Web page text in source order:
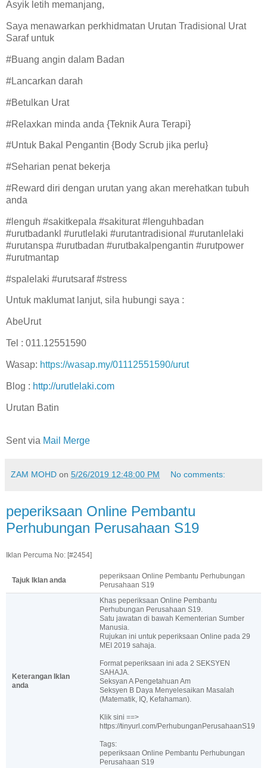
Asyik letih memanjang,
Saya menawarkan perkhidmatan Urutan Tradisional Urat
Saraf untuk
#Buang angin dalam Badan
#Lancarkan darah
#Betulkan Urat
#Relaxkan minda anda {Teknik Aura Terapi}
#Untuk Bakal Pengantin {Body Scrub jika perlu}
#Seharian penat bekerja
#Reward diri dengan urutan yang akan merehatkan tubuh
anda
#lenguh #sakitkepala #sakiturat #lenguhbadan
#urutbadankl #urutlelaki #urutantradisional #urutanlelaki
#urutanspa #urutbadan #urutbakalpengantin #urutpower
#urutmantap
#spalelaki #urutsaraf #stress
Untuk maklumat lanjut, sila hubungi saya :
AbeUrut
Tel : 011.12551590
Wasap: https://wasap.my/01112551590/urut
Blog : http://urutlelaki.com
Urutan Batin
Sent via Mail Merge
ZAM MOHD on 5/26/2019 12:48:00 PM No comments:
peperiksaan Online Pembantu
Perhubungan Perusahaan S19
Iklan Percuma No: [#2454]
Tajuk Iklan anda
peperiksaan Online Pembantu Perhubungan
Perusahaan S19
Keterangan Iklan
anda
Khas peperiksaan Online Pembantu
Perhubungan Perusahaan S19.
Satu jawatan di bawah Kementerian Sumber
Manusia.
Rujukan ini untuk peperiksaan Online pada 29
MEI 2019 sahaja.
Format peperiksaan ini ada 2 SEKSYEN
SAHAJA.
Seksyan A Pengetahuan Am
Seksyen B Daya Menyelesaikan Masalah
(Matematik, IQ, Kefahaman).
Klik sini ==>
https://tinyurl.com/PerhubunganPerusahaanS19
Tags:
peperiksaan Online Pembantu Perhubungan
Perusahaan S19